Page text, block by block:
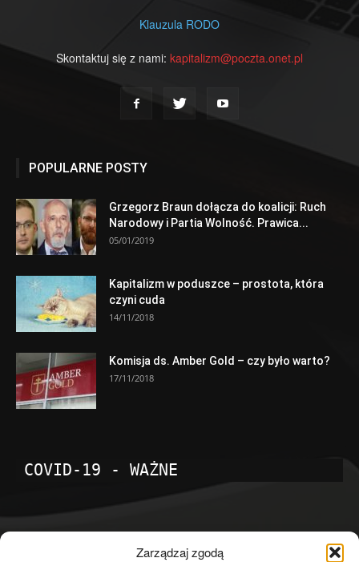
Zarządzaj zgodą
Klauzula RODO
Skontaktuj się z nami: kapitalizm@poczta.onet.pl
POPULARNE POSTY
Grzegorz Braun dołącza do koalicji: Ruch
Narodowy i Partia Wolność. Prawica...
05/01/2019
Kapitalizm w poduszce – prostota, która
czyni cuda
14/11/2018
Komisja ds. Amber Gold – czy było warto?
17/11/2018
COVID-19 - WAŻNE